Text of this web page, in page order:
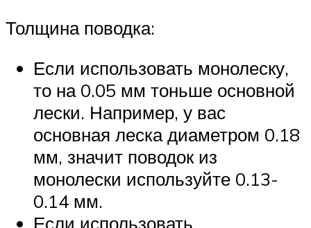
Толщина поводка:
Если использовать монолеску,
то на 0.05 мм тоньше основной
лески. Например, у вас
основная леска диаметром 0.18
мм, значит поводок из
монолески используйте 0.13-
0.14 мм.
Если использовать